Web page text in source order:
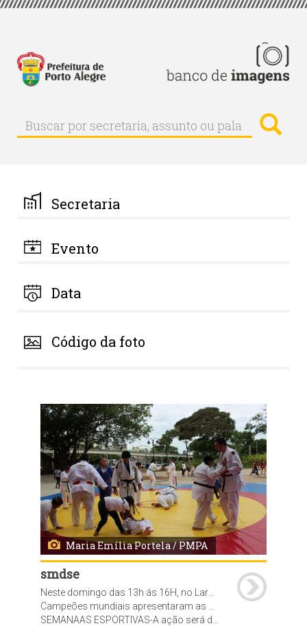
Pular
principal
Buscar
Buscar
por
palavra-
chave
Secretaria
Evento
Data
Código da foto
Maria Emília Portela / PMPA
smdse
Campeões mundiais apresentaram as modalidades de Judô, Hapkido, Jiu Jitsu, Wrestling, Muhaythay e Capoeira
SEMANAAS ESPORTIVAS-A ação será desenvolvida ao longo do ano pela Secretaria Municipal de Desenvolvimento Social e Esporte (SMDSE), por meio da Diretoria-Geral de Esporte, Recreação e Lazer, com o objetivo de promover saúde, educação e inserção social por meio do esporte, além de assegurar uma melhor qualidade de vida. O programa prevê a realização de diversas semanas esportivas, em parceria com as federações, clubes e entidades esportivas, Empresa Pública de Transporte e Circulação (EPTC), Departamento Municipal de Limpeza Urbana (DMLU), Secretaria do Meio Ambiente e da Sustentabilidade.